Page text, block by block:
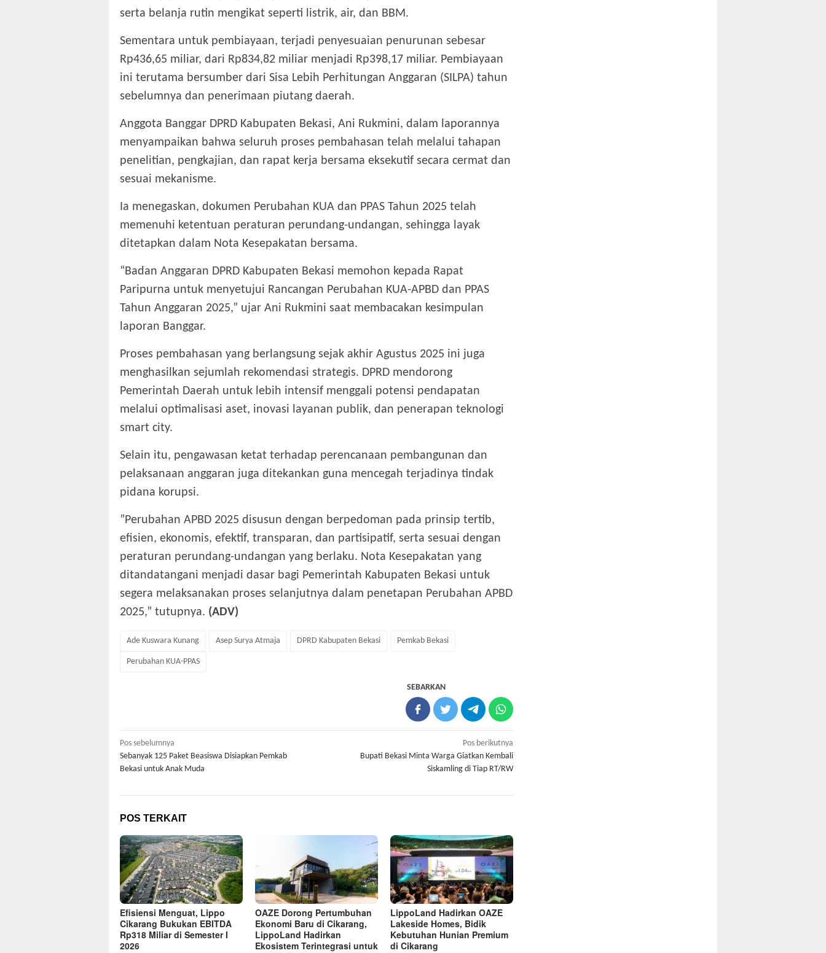
serta belanja rutin mengikat seperti listrik, air, dan BBM.
‎Sementara untuk pembiayaan, terjadi penyesuaian penurunan sebesar
Rp436,65 miliar, dari Rp834,82 miliar menjadi Rp398,17 miliar. Pembiayaan
ini terutama bersumber dari Sisa Lebih Perhitungan Anggaran (SILPA) tahun
sebelumnya dan penerimaan piutang daerah.
‎Anggota Banggar DPRD Kabupaten Bekasi, Ani Rukmini, dalam laporannya
menyampaikan bahwa seluruh proses pembahasan telah melalui tahapan
penelitian, pengkajian, dan rapat kerja bersama eksekutif secara cermat dan
sesuai mekanisme.
Ia menegaskan, dokumen Perubahan KUA dan PPAS Tahun 2025 telah
memenuhi ketentuan peraturan perundang-undangan, sehingga layak
ditetapkan dalam Nota Kesepakatan bersama.
‎“Badan Anggaran DPRD Kabupaten Bekasi memohon kepada Rapat
Paripurna untuk menyetujui Rancangan Perubahan KUA-APBD dan PPAS
Tahun Anggaran 2025,” ujar Ani Rukmini saat membacakan kesimpulan
laporan Banggar.
‎Proses pembahasan yang berlangsung sejak akhir Agustus 2025 ini juga
menghasilkan sejumlah rekomendasi strategis. DPRD mendorong
Pemerintah Daerah untuk lebih intensif menggali potensi pendapatan
melalui optimalisasi aset, inovasi layanan publik, dan penerapan teknologi
smart city.
‎Selain itu, pengawasan ketat terhadap perencanaan pembangunan dan
pelaksanaan anggaran juga ditekankan guna mencegah terjadinya tindak
pidana korupsi.
‎”Perubahan APBD 2025 disusun dengan berpedoman pada prinsip tertib,
efisien, ekonomis, efektif, transparan, dan partisipatif, serta sesuai dengan
peraturan perundang-undangan yang berlaku. Nota Kesepakatan yang
ditandatangani menjadi dasar bagi Pemerintah Kabupaten Bekasi untuk
segera melaksanakan proses selanjutnya dalam penetapan Perubahan APBD
2025,” tutupnya. (ADV)
Ade Kuswara Kunang Asep Surya Atmaja DPRD Kabupaten Bekasi Pemkab Bekasi
Perubahan KUA-PPAS
SEBARKAN
Navigasi
pos
Pos sebelumnya
Sebanyak 125 Paket Beasiswa Disiapkan Pemkab
Bekasi untuk Anak Muda
Pos berikutnya
Bupati Bekasi Minta Warga Giatkan Kembali
Siskamling di Tiap RT/RW
POS TERKAIT
Efisiensi Menguat, Lippo
Cikarang Bukukan EBITDA
Rp318 Miliar di Semester I
2026
OAZE Dorong Pertumbuhan
Ekonomi Baru di Cikarang,
LippoLand Hadirkan
Ekosistem Terintegrasi untuk
LippoLand Hadirkan OAZE
Lakeside Homes, Bidik
Kebutuhan Hunian Premium
di Cikarang